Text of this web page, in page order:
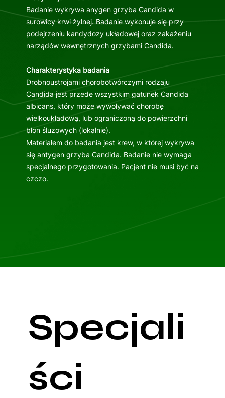
Badanie wykrywa anygen grzyba Candida w
surowicy krwi żylnej. Badanie wykonuje się przy
podejrzeniu kandydozy układowej oraz zakażeniu
narządów wewnętrznych grzybami Candida.
Charakterystyka badania
Drobnoustrojami chorobotwórczymi rodzaju
Candida jest przede wszystkim gatunek Candida
albicans, który może wywoływać chorobę
wielkoukładową, lub ograniczoną do powierzchni
błon śluzowych (lokalnie).
Materiałem do badania jest krew, w której wykrywa
się antygen grzyba Candida. Badanie nie wymaga
specjalnego przygotowania. Pacjent nie musi być na
czczo.
Specjali
ści